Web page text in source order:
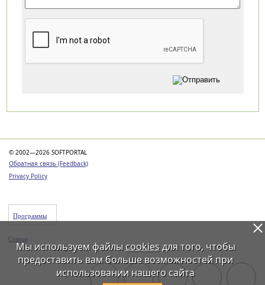
© 2002—2026 SOFTPORTAL
Обратная связь (Feedback)
Privacy Policy
Программы
Статьи
Мы используем файлы cookiesдля того, чтобы
предоставить вам больше возможностей при
использовании нашего сайта